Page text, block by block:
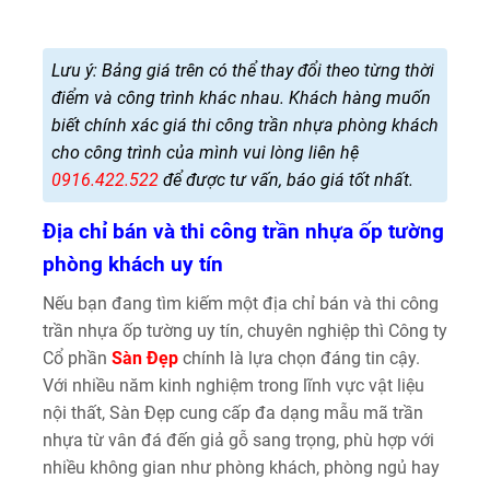
Lưu ý: Bảng giá trên có thể thay đổi theo từng thời
điểm và công trình khác nhau. Khách hàng muốn
biết chính xác giá thi công trần nhựa phòng khách
cho công trình của mình vui lòng liên hệ
0916.422.522 để được tư vấn, báo giá tốt nhất.
Địa chỉ bán và thi công trần nhựa ốp tường
phòng khách uy tín
Nếu bạn đang tìm kiếm một địa chỉ bán và thi công
trần nhựa ốp tường uy tín, chuyên nghiệp thì Công ty
Cổ phần Sàn Đẹp chính là lựa chọn đáng tin cậy.
Với nhiều năm kinh nghiệm trong lĩnh vực vật liệu
nội thất, Sàn Đẹp cung cấp đa dạng mẫu mã trần
nhựa từ vân đá đến giả gỗ sang trọng, phù hợp với
nhiều không gian như phòng khách, phòng ngủ hay